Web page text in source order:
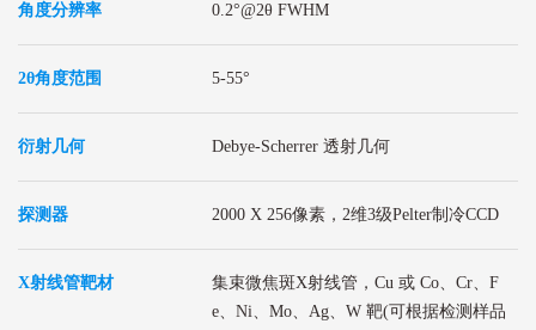
角度分辨率 0.2°@2θ FWHM
2θ角度范围 5-55°
衍射几何 Debye-Scherrer 透射几何
探测器 2000 X 256像素，2维3级Pelter制冷CCD
X射线管靶材
集束微焦斑X射线管，Cu 或 Co、Cr、F
e、Ni、Mo、Ag、W 靶(可根据检测样品